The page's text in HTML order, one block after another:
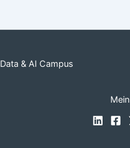
Data & AI Campus